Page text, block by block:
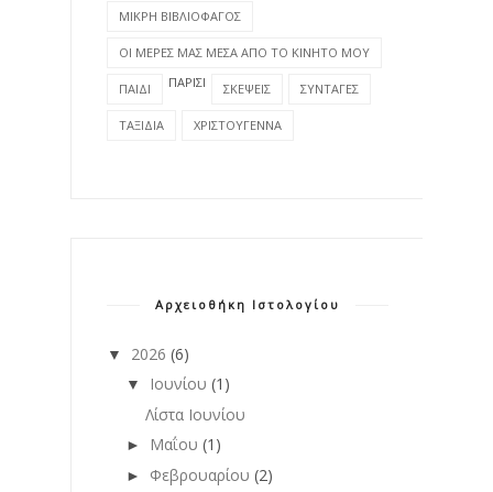
ΜΙΚΡΗ ΒΙΒΛΙΟΦΑΓΟΣ
ΟΙ ΜΕΡΕΣ ΜΑΣ ΜΕΣΑ ΑΠΟ ΤΟ ΚΙΝΗΤΟ ΜΟΥ
ΠΑΙΔΙ ΠΑΡΙΣΙ ΣΚΕΨΕΙΣ ΣΥΝΤΑΓΕΣ
ΤΑΞΙΔΙΑ ΧΡΙΣΤΟΥΓΕΝΝΑ
Αρχειοθήκη Ιστολογίου
▼ 2026 (6)
▼ Ιουνίου (1)
Λίστα Ιουνίου
► Μαΐου (1)
► Φεβρουαρίου (2)